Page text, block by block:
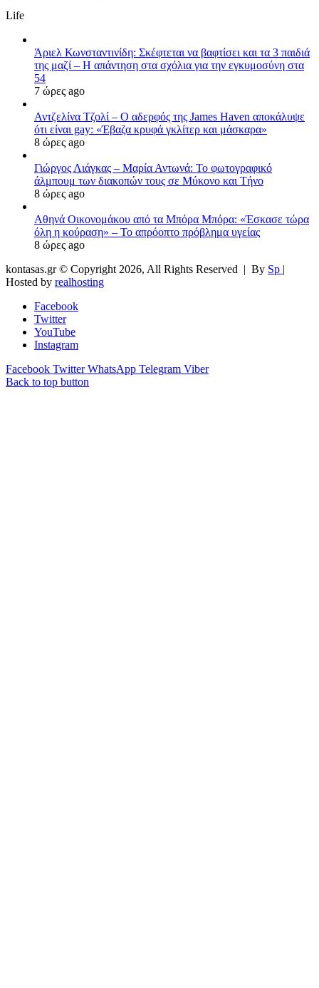
Life
Άριελ Κωνσταντινίδη: Σκέφτεται να βαφτίσει και τα 3 παιδιά
της μαζί – Η απάντηση στα σχόλια για την εγκυμοσύνη στα
54
7 ώρες ago
Αντζελίνα Τζολί – Ο αδερφός της James Haven αποκάλυψε
ότι είναι gay: «Έβαζα κρυφά γκλίτερ και μάσκαρα»
8 ώρες ago
Γιώργος Λιάγκας – Μαρία Αντωνά: Το φωτογραφικό
άλμπουμ των διακοπών τους σε Μύκονο και Τήνο
8 ώρες ago
Αθηνά Οικονομάκου από τα Μπόρα Μπόρα: «Έσκασε τώρα
όλη η κούραση» – Το απρόοπτο πρόβλημα υγείας
8 ώρες ago
kontasas.gr © Copyright 2026, All Rights Reserved | By Sp |
Hosted by realhosting
Facebook
Twitter
YouTube
Instagram
Facebook Twitter WhatsApp Telegram Viber
Back to top button